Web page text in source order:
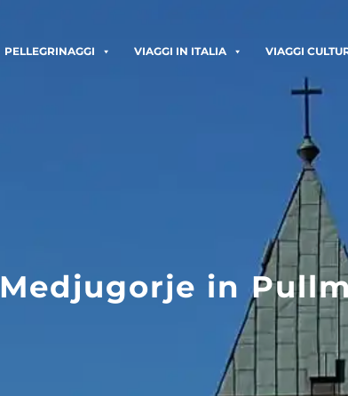
PELLEGRINAGGI VIAGGI IN ITALIA VIAGGI
Medjugorje in